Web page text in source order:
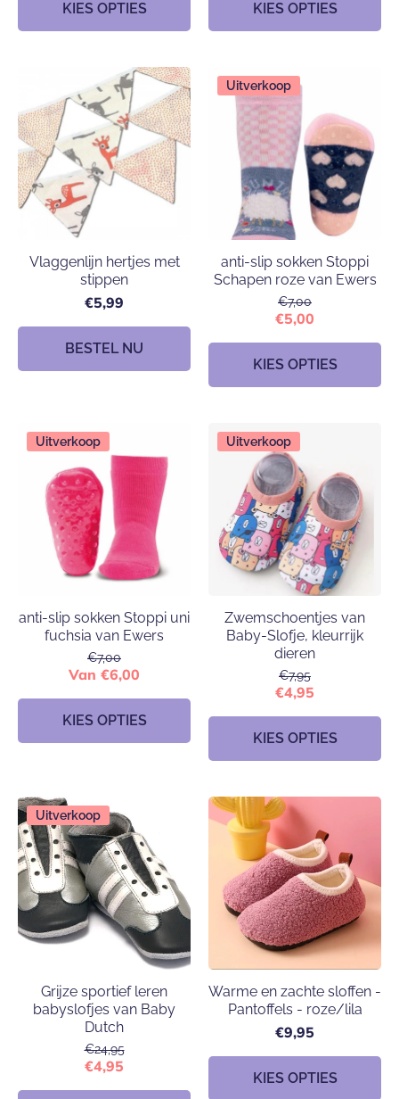
KIES OPTIES KIES OPTIES
Vlaggenlijn hertjes met
stippen
€5,99
BESTEL NU
Uitverkoop
anti-slip sokken Stoppi
Schapen roze van Ewers
€7,00
€5,00
KIES OPTIES
Uitverkoop
anti-slip sokken Stoppi uni
fuchsia van Ewers
€7,00
Van €6,00
KIES OPTIES
Uitverkoop
Zwemschoentjes van
Baby-Slofje, kleurrijk
dieren
€7,95
€4,95
KIES OPTIES
Uitverkoop
Grijze sportief leren
babyslofjes van Baby
Dutch
€24,95
€4,95
Warme en zachte sloffen -
Pantoffels - roze/lila
€9,95
KIES OPTIES